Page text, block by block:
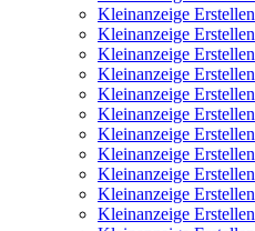
Kleinanzeige Erstellen
Kleinanzeige Erstellen
Kleinanzeige Erstellen
Kleinanzeige Erstellen
Kleinanzeige Erstellen
Kleinanzeige Erstellen
Kleinanzeige Erstellen
Kleinanzeige Erstellen
Kleinanzeige Erstellen
Kleinanzeige Erstellen
Kleinanzeige Erstellen